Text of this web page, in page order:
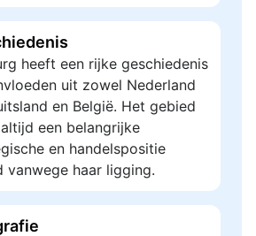
heeft een rijke geschiedenis
uit zowel Nederland
en België. Het gebied
een belangrijke
en handelspositie
vanwege haar ligging.